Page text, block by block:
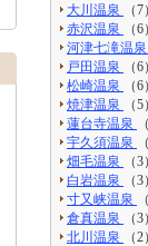
大川温泉
（7）
赤沢温泉
（6）
河津七滝温泉
戸田温泉
（6）
松崎温泉
（6）
焼津温泉
（5）
蓮台寺温泉
宇久須温泉
畑毛温泉
（3）
白岩温泉
（3）
寸又峡温泉
倉真温泉
（3）
北川温泉
（2）